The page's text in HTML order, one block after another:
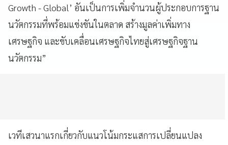
Growth - Global’ อันเป็นการเพิ่มจำนวนผู้ประกอบการฐาน
นวัตกรรมที่พร้อมแข่งขันในตลาด สร้างมูลค่าเพิ่มทาง
เศรษฐกิจ และขับเคลื่อนเศรษฐกิจไทยสู่เศรษฐกิจฐาน
นวัตกรรม”
เวทีเสวนาแรกเกี่ยวกับแนวโน้มกระแสการเปลี่ยนแปลง